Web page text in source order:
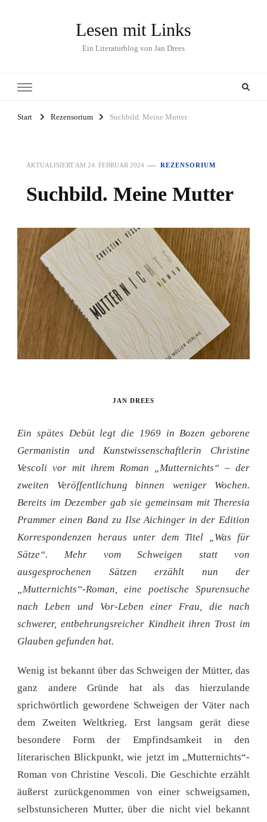
Lesen mit Links
Ein Literaturblog von Jan Drees
Start Rezensorium Suchbild. Meine Mutter
AKTUALISIERT AM 24. FEBRUAR 2024 REZENSORIUM
Suchbild. Meine Mutter
JAN DREES
Ein spätes Debüt legt die 1969 in Bozen geborene
Germanistin und Kunstwissenschaftlerin Christine
Vescoli vor mit ihrem Roman „Mutternichts“ – der
zweiten Veröffentlichung binnen weniger Wochen.
Bereits im Dezember gab sie gemeinsam mit Theresia
Prammer einen Band zu Ilse Aichinger in der Edition
Korrespondenzen heraus unter dem Titel „Was für
Sätze“. Mehr vom Schweigen statt von
ausgesprochenen Sätzen erzählt nun der
„Mutternichts“-Roman, eine poetische Spurensuche
nach Leben und Vor-Leben einer Frau, die nach
schwerer, entbehrungsreicher Kindheit ihren Trost im
Glauben gefunden hat.
Wenig ist bekannt über das Schweigen der Mütter, das
ganz andere Gründe hat als das hierzulande
sprichwörtlich gewordene Schweigen der Väter nach
dem Zweiten Weltkrieg. Erst langsam gerät diese
besondere Form der Empfindsamkeit in den
literarischen Blickpunkt, wie jetzt im „Mutternichts“-
Roman von Christine Vescoli. Die Geschichte erzählt
äußerst zurückgenommen von einer schweigsamen,
selbstunsicheren Mutter, über die nicht viel bekannt